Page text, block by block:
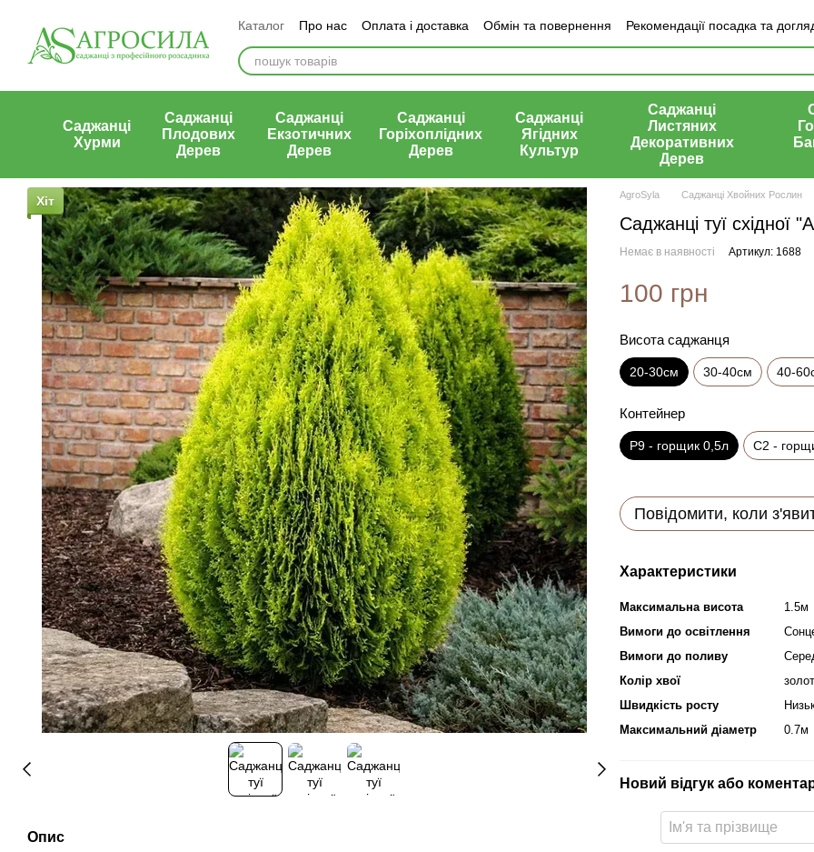
Каталог Про нас Оплата і доставка Обмін та повернення
Рекомендації посадка та
Статті
Контакти Відгуки про магазин
Саджанці
Хурми
Саджанці
Плодових
Дерев
Саджанці
Екзотичних
Дерев
Саджанці
Горіхоплідних
Дерев
Саджанці
Ягідних
Культур
Саджанці
Листяних
Декоративних
Дерев
Хіт
Опис
AgroSyla Саджанці Хвойних Рослин
Саджанці туї східної
Немає в наявності Артикул: 1688
100 грн
Висота саджанця
20-30см 30-40см 40-
Контейнер
P9 - горщик 0,5л C2 -
Повідомити, коли
Характеристики
Максимальна висота
1.5м
Вимоги до освітлення
Вимоги до поливу
Колір хвої
Швидкість росту
Максимальний діаметр
0.7м
Новий відгук або